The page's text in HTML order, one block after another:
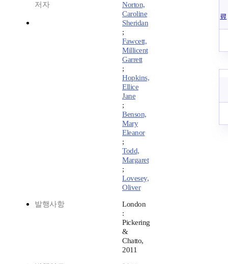
저자
Norton,
Caroline
Sheridan
;
Fawcett,
Millicent
Garrett
;
Hopkins,
Ellice
Jane
;
Benson,
Mary
Eleanor
;
Todd,
Margaret
;
Lovesey,
Oliver
발행사항
London
:
Pickering
&
Chatto,
2011
료